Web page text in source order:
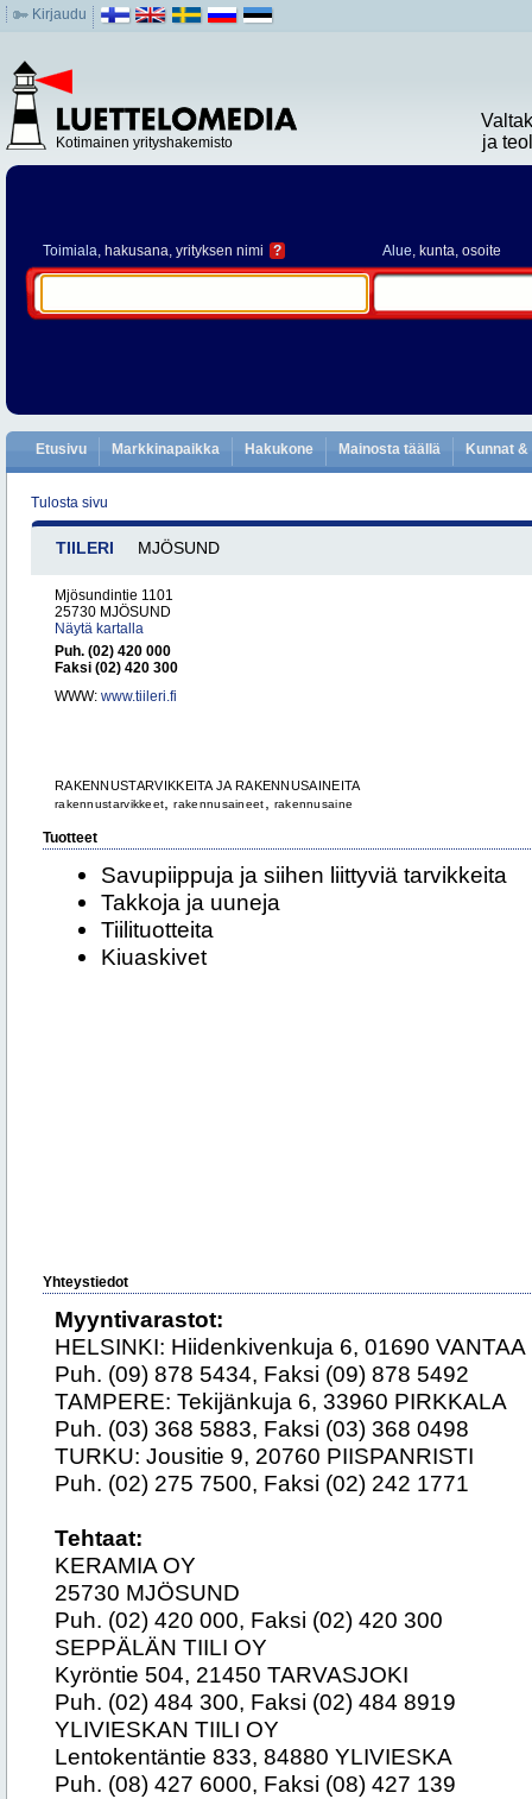
Kirjaudu
Kotimainen yrityshakemisto
ja
Toimiala, hakusana, yrityksen nimi ? Alue, kunta, osoite
Etusivu Markkinapaikka Hakukone Mainosta täällä Kunnat
Tulosta sivu
TIILERI MJÖSUND
Mjösundintie 1101
25730 MJÖSUND
Näytä kartalla
Puh. (02) 420 000
Faksi (02) 420 300
WWW: www.tiileri.fi
RAKENNUSTARVIKKEITA JA RAKENNUSAINEITA
rakennustarvikkeet ,rakennusaineet rakennusaine
Tuotteet
Savupiippuja ja siihen liittyviä tarvikkeita
Takkoja ja uuneja
Tiilituotteita
Kiuaskivet
Yhteystiedot
Myyntivarastot:
HELSINKI: Hiidenkivenkuja 6, 01690 VANTAA
Puh. (09) 878 5434, Faksi (09) 878 5492
TAMPERE: Tekijänkuja 6, 33960 PIRKKALA
Puh. (03) 368 5883, Faksi (03) 368 0498
TURKU: Jousitie 9, 20760 PIISPANRISTI
Puh. (02) 275 7500, Faksi (02) 242 1771
Tehtaat:
KERAMIA OY
25730 MJÖSUND
Puh. (02) 420 000, Faksi (02) 420 300
SEPPÄLÄN TIILI OY
Kyröntie 504, 21450 TARVASJOKI
Puh. (02) 484 300, Faksi (02) 484 8919
YLIVIESKAN TIILI OY
Lentokentäntie 833, 84880 YLIVIESKA
Puh. (08) 427 6000, Faksi (08) 427 139